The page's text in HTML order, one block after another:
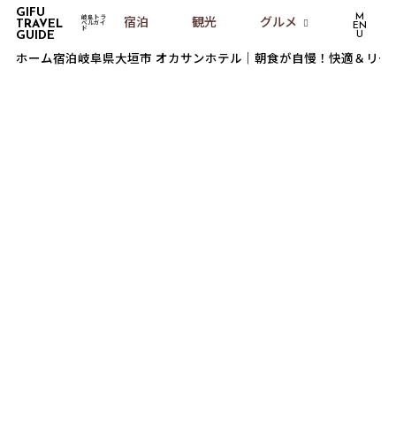
GIFU
TRAVEL
GUIDE
岐阜トラ
ベルガイ
ド
宿泊 観光 グルメ 旅行情報
M
EN
U
ホーム宿泊 岐阜県大垣市 オカサンホテル｜朝食が自慢！快適＆リー